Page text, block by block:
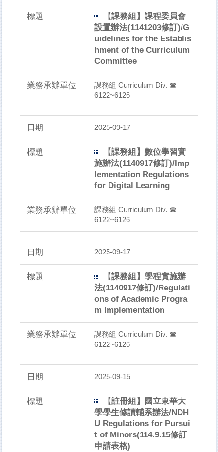
【課務組】課程委員會
設置辦法(1141203修訂)/G
uidelines for the Establis
hment of the Curriculum
Committee
課務組 Curriculum Div. ☎
6122~6126
2025-09-17
【課務組】數位學習實
施辦法(1140917修訂)/Imp
lementation Regulations
for Digital Learning
課務組 Curriculum Div. ☎
6122~6126
2025-09-17
【課務組】學程實施辦
法(1140917修訂)/Regulati
ons of Academic Progra
m Implementation
課務組 Curriculum Div. ☎
6122~6126
2025-09-15
【註冊組】國立東華大
學學生修讀輔系辦法/NDH
U Regulations for Pursui
t of Minors(114.9.15修訂
申請表格)